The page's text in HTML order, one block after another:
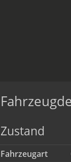
Zustand
Fahrzeugart